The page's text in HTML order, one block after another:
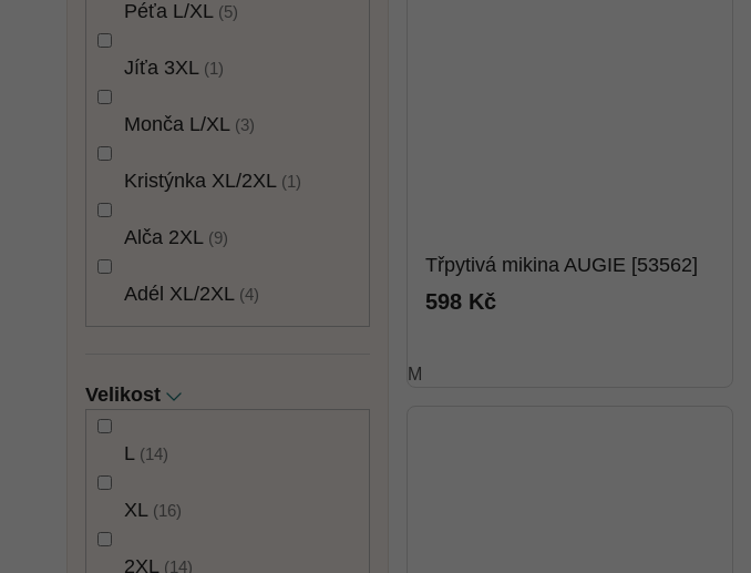
Péťa L/XL 5
Jíťa 3XL 1
Monča L/XL 3
Kristýnka XL/2XL 1
Alča 2XL 9
Adél XL/2XL 4
Velikost
L 14
XL 16
2XL 14
Třpytivá mikina AUGIE [53562]
598 Kč
M